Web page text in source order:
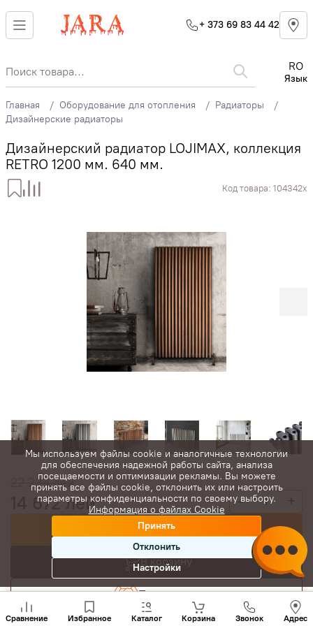
+ 373 69 83 44 42
RO
Язык
Главная Оборудование для отопления
Радиаторы
Дизайнерские радиаторы
Дизайнерский радиатор LOJIMAX, коллекция
RETRO 1200 мм. 640 мм.
Код товара: 104342x
22 239лей
14 672лей - +
Купить сейчас
В корзину
Торговаться
Сравнение Избранное Каталог Корзина Звонок Адрес
нам
+(373)
Мы используем файлы cookie и аналогичные технологии
для обеспечения надежной работы сайта, анализа
посещаемости и оптимизации рекламы. Вы можете
принять все файлы cookie, отклонить их или настроить
параметры конфиденциальности по своему выбору.
Информация о файлах Cookie
Принять
Отклонить
Настройки